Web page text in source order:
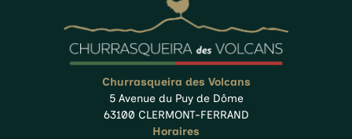
Churrasqueira des Volcans
5 Avenue du Puy de Dôme
63100 CLERMONT-FERRAND
Horaires